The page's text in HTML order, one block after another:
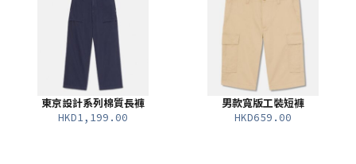
東京設計系列棉質長褲
HKD1,199.00
男款寬版工裝短褲
HKD659.00